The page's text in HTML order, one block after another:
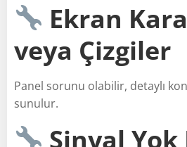
Ekran
veya Çizgiler
Panel sorunu olabilir, detaylı
sunulur.
Sinyal Yok